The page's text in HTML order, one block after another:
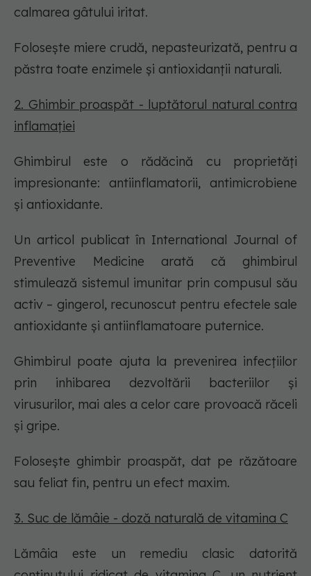
calmarea gâtului iritat.
Folosește miere crudă, nepasteurizată, pentru a
păstra toate enzimele și antioxidanții naturali.
2. Ghimbir proaspăt - luptătorul natural contra
inflamației
Ghimbirul este o rădăcină cu proprietăți
impresionante: antiinflamatorii, antimicrobiene
și antioxidante.
Un articol publicat în International Journal of
Preventive Medicine arată că ghimbirul
stimulează sistemul imunitar prin compusul său
activ – gingerol, recunoscut pentru efectele sale
antioxidante și antiinflamatoare puternice.
Ghimbirul poate ajuta la prevenirea infecțiilor
prin inhibarea dezvoltării bacteriilor și
virusurilor, mai ales a celor care provoacă răceli
și gripe.
Folosește ghimbir proaspăt, dat pe răzătoare
sau feliat fin, pentru un efect maxim.
3. Suc de lămâie - doză naturală de vitamina C
Lămâia este un remediu clasic datorită